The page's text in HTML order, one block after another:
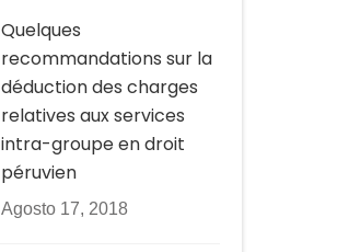
Quelques
recommandations sur la
déduction des charges
relatives aux services
intra-groupe en droit
péruvien
Agosto 17, 2018